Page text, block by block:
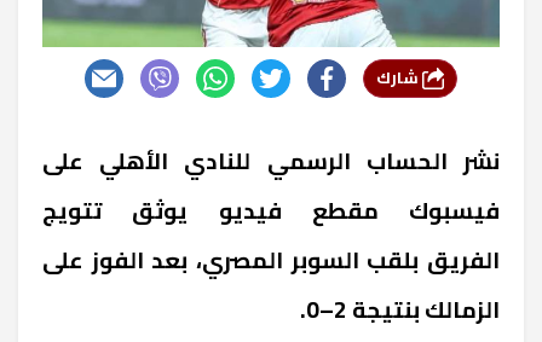
نشر الحساب الرسمي للنادي الأهلي على
فيسبوك مقطع فيديو يوثق تتويج
الفريق بلقب السوبر المصري، بعد الفوز على
الزمالك بنتيجة 2–0.